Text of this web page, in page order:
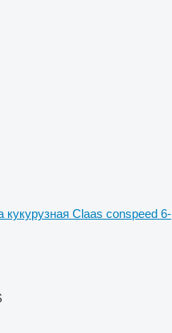
кукурузная Claas conspeed 6-